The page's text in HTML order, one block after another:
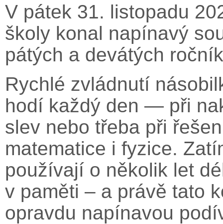
V pátek 31. listopadu
školy konal napínavý
pátých a devátých
Rychlé zvládnutí
hodí každý den — při
slev nebo třeba při
matematice i fyzice.
používají o několik let
v paměti – a právě tato
opravdu napínavou